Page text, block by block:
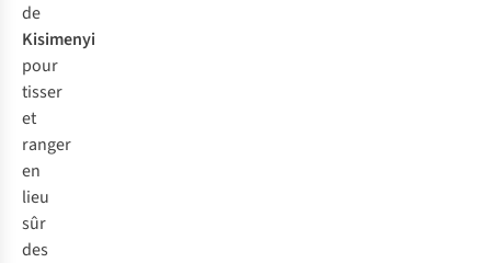
de
Kisimenyi
pour
tisser
et
ranger
en
lieu
sûr
des